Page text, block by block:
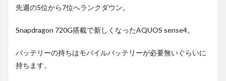
先週の5位から7位へランクダウン。
Snapdragon 720G搭載で新しくなったAQUOS sense4。
バッテリーの持ちはモバイルバッテリーが必要無いぐらいに
持ちます。